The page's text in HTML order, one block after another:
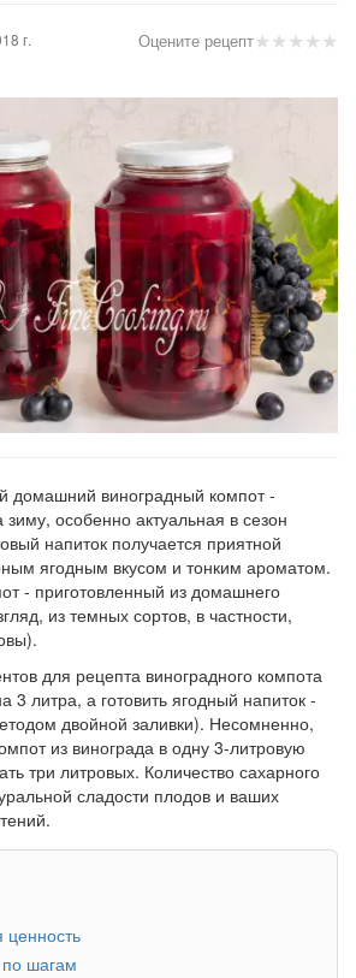
★★★★★
Оцените рецепт
г.
домашний виноградный компот -
зиму, особенно актуальная в сезон
напиток получается приятной
ягодным вкусом и тонким ароматом.
- приготовленный из домашнего
из темных сортов, в частности,
для рецепта виноградного компота
3 литра, а готовить ягодный напиток -
двойной заливки). Несомненно,
из винограда в одну 3-литровую
три литровых. Количество сахарного
сладости плодов и ваших
ценность
шагам